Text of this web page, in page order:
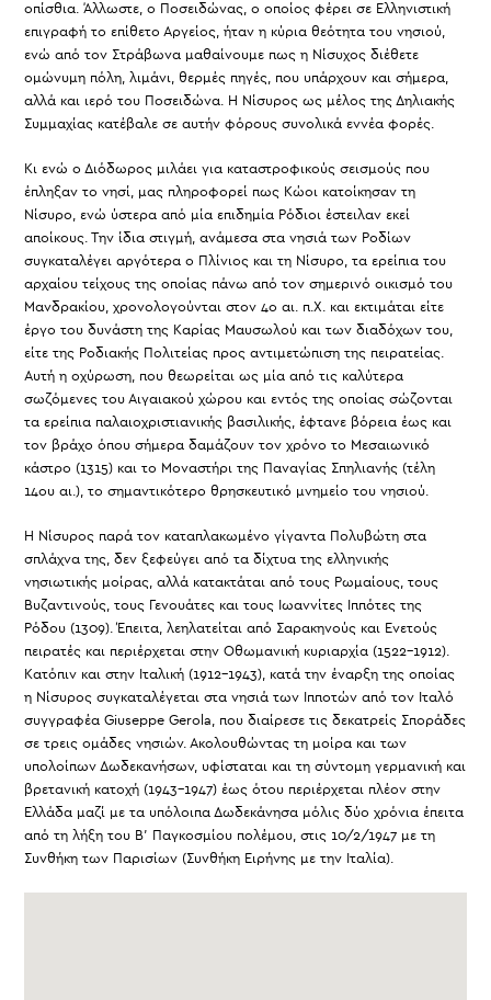
οπίσθια. Άλλωστε, ο Ποσειδώνας, ο οποίος φέρει σε Ελληνιστική
επιγραφή το επίθετο Αργείος, ήταν η κύρια θεότητα του νησιού,
ενώ από τον Στράβωνα μαθαίνουμε πως η Νίσυχος διέθετε
ομώνυμη πόλη, λιμάνι, θερμές πηγές, που υπάρχουν και σήμερα,
αλλά και ιερό του Ποσειδώνα. Η Νίσυρος ως μέλος της Δηλιακής
Συμμαχίας κατέβαλε σε αυτήν φόρους συνολικά εννέα φορές.
Κι ενώ ο Διόδωρος μιλάει για καταστροφικούς σεισμούς που
έπληξαν το νησί, μας πληροφορεί πως Κώοι κατοίκησαν τη
Νίσυρο, ενώ ύστερα από μία επιδημία Ρόδιοι έστειλαν εκεί
αποίκους. Την ίδια στιγμή, ανάμεσα στα νησιά των Ροδίων
συγκαταλέγει αργότερα ο Πλίνιος και τη Νίσυρο, τα ερείπια του
αρχαίου τείχους της οποίας πάνω από τον σημερινό οικισμό του
Μανδρακίου, χρονολογούνται στον 4ο αι. π.Χ. και εκτιμάται είτε
έργο του δυνάστη της Καρίας Μαυσωλού και των διαδόχων του,
είτε της Ροδιακής Πολιτείας προς αντιμετώπιση της πειρατείας.
Αυτή η οχύρωση, που θεωρείται ως μία από τις καλύτερα
σωζόμενες του Αιγαιακού χώρου και εντός της οποίας σώζονται
τα ερείπια παλαιοχριστιανικής βασιλικής, έφτανε βόρεια έως και
τον βράχο όπου σήμερα δαμάζουν τον χρόνο το Μεσαιωνικό
κάστρο (1315) και το Μοναστήρι της Παναγίας Σπηλιανής (τέλη
14ου αι.), το σημαντικότερο θρησκευτικό μνημείο του νησιού.
Η Νίσυρος παρά τον καταπλακωμένο γίγαντα Πολυβώτη στα
σπλάχνα της, δεν ξεφεύγει από τα δίχτυα της ελληνικής
νησιωτικής μοίρας, αλλά κατακτάται από τους Ρωμαίους, τους
Βυζαντινούς, τους Γενουάτες και τους Ιωαννίτες Ιππότες της
Ρόδου (1309). Έπειτα, λεηλατείται από Σαρακηνούς και Ενετούς
πειρατές και περιέρχεται στην Οθωμανική κυριαρχία (1522-1912).
Κατόπιν και στην Ιταλική (1912-1943), κατά την έναρξη της οποίας
η Νίσυρος συγκαταλέγεται στα νησιά των Ιπποτών από τον Ιταλό
συγγραφέα Giuseppe Gerola, που διαίρεσε τις δεκατρείς Σποράδες
σε τρεις ομάδες νησιών. Ακολουθώντας τη μοίρα και των
υπολοίπων Δωδεκανήσων, υφίσταται και τη σύντομη γερμανική και
βρετανική κατοχή (1943-1947) έως ότου περιέρχεται πλέον στην
Ελλάδα μαζί με τα υπόλοιπα Δωδεκάνησα μόλις δύο χρόνια έπειτα
από τη λήξη του Β’ Παγκοσμίου πολέμου, στις 10/2/1947 με τη
Συνθήκη των Παρισίων (Συνθήκη Ειρήνης με την Ιταλία).